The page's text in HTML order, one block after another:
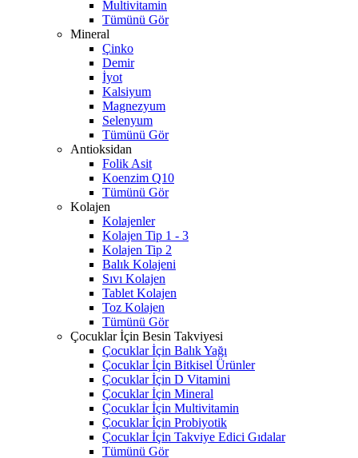
Multivitamin
Tümünü Gör
Mineral
Çinko
Demir
İyot
Kalsiyum
Magnezyum
Selenyum
Tümünü Gör
Antioksidan
Folik Asit
Koenzim Q10
Tümünü Gör
Kolajen
Kolajenler
Kolajen Tip 1 - 3
Kolajen Tip 2
Balık Kolajeni
Sıvı Kolajen
Tablet Kolajen
Toz Kolajen
Tümünü Gör
Çocuklar İçin Besin Takviyesi
Çocuklar İçin Balık Yağı
Çocuklar İçin Bitkisel Ürünler
Çocuklar İçin D Vitamini
Çocuklar İçin Mineral
Çocuklar İçin Multivitamin
Çocuklar İçin Probiyotik
Çocuklar İçin Takviye Edici Gıdalar
Tümünü Gör